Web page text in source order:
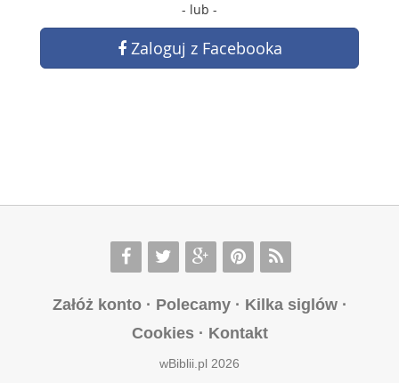
- lub -
Zaloguj z Facebooka
Załóż konto· Polecamy· Kilka siglów·
Cookies· Kontakt
wBiblii.pl 2026